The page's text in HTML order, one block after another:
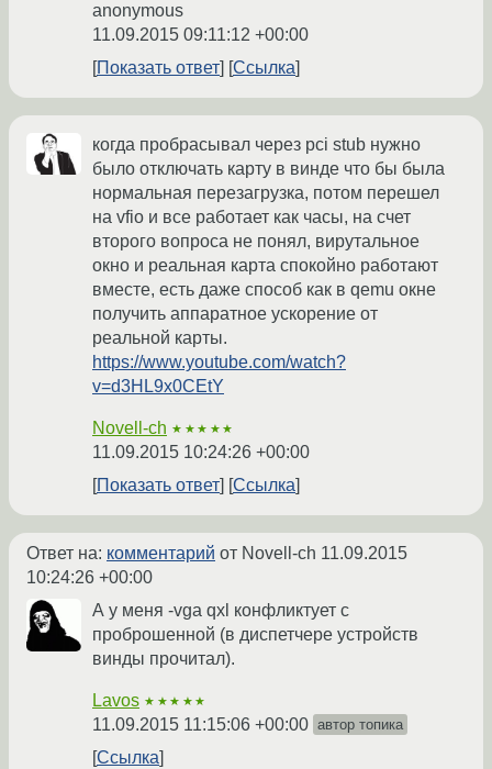
anonymous
11.09.2015 09:11:12 +00:00
Показать ответ
Ссылка
когда пробрасывал через pci stub нужно
было отключать карту в винде что бы была
нормальная перезагрузка, потом перешел
на vfio и все работает как часы, на счет
второго вопроса не понял, вирутальное
окно и реальная карта спокойно работают
вместе, есть даже способ как в qemu окне
получить аппаратное ускорение от
реальной карты.
https://www.youtube.com/watch?
v=d3HL9x0CEtY
Novell-ch ★★★★★
11.09.2015 10:24:26 +00:00
Показать ответ
Ссылка
Ответ на: комментарий от Novell-ch 11.09.2015
10:24:26 +00:00
А у меня -vga qxl конфликтует с
проброшенной (в диспетчере устройств
винды прочитал).
Lavos ★★★★★
11.09.2015 11:15:06 +00:00 автор топика
Ссылка